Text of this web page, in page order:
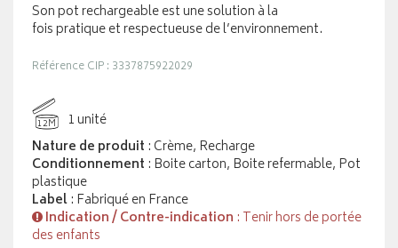
Son pot rechargeable est une solution à la
fois pratique et respectueuse de l’environnement.
Référence CIP : 3337875922029
12M
1 unité
Nature de produit : Crème, Recharge
Conditionnement : Boite carton, Boite refermable, Pot
plastique
Label: Fabriqué en France
Indication / Contre-indication : Tenir hors de portée
des enfants